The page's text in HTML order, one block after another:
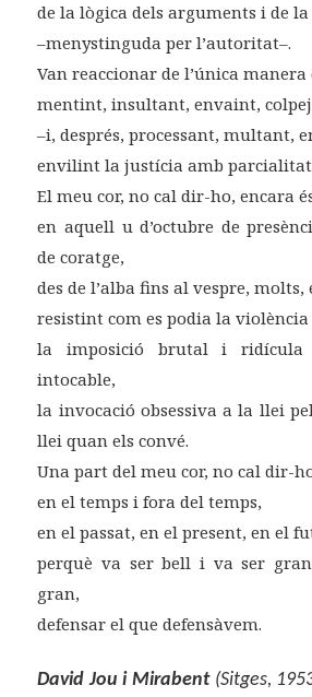
de la lògica dels arguments i de
–menystinguda per l’autoritat–.
Van reaccionar de l’única manera
mentint, insultant, envaint,
–i, després, processant, multant,
envilint la justícia amb
El meu cor, no cal dir-ho, encara
en aquell u d’octubre de
de coratge,
des de l’alba fins al vespre, molts,
resistint com es podia la
la imposició brutal i ridícula
intocable,
la invocació obsessiva a la llei
llei quan els convé.
Una part del meu cor, no cal dir-
en el temps i fora del temps,
en el passat, en el present, en el
perquè va ser bell i va ser
gran,
defensar el que defensàvem.
David Jou i Mirabent (Sitges,